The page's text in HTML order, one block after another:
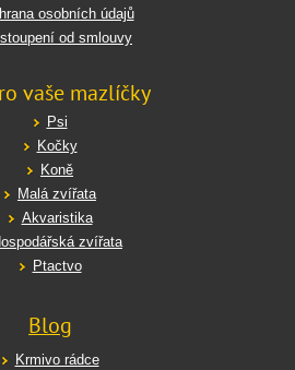
osobních údajů
od smlouvy
vaše mazlíčky
Psi
Kočky
Koně
Malá zvířata
Akvaristika
zvířata
Ptactvo
Blog
Krmivo rádce